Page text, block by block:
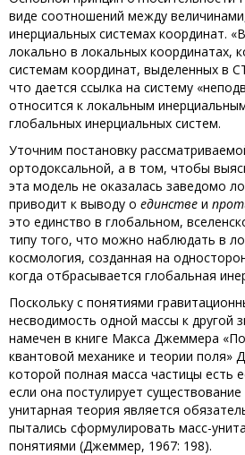
виде соотношений между
инерциальных системах координат.
локально в локальных координатах,
системам координат, выделенных в
что дается ссылка на систему
относится к локальным
глобальных инерциальных систем.
Уточним постановку
ортодоксальной, а в том, чтобы
эта модель не оказалась заведомо
приводит к выводу о единстве и
это единство в глобальном,
типу того, что можно наблюдать в
космология, созданная на
когда отбрасывается глобальная
Поскольку с понятиями
несводимость одной массы к другой
намечен в книге Макса Джеммера
квантовой механике и теории поля»
которой полная масса частицы есть
если она постулирует
унитарная теория является
пытались сформулировать масс-
понятиями (Джеммер, 1967: 198).